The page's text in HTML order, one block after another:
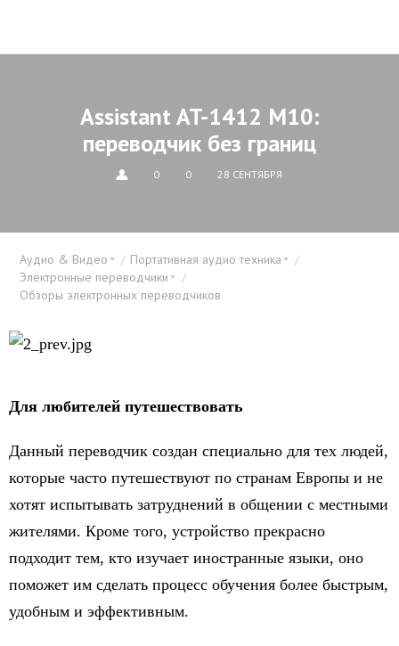
Assistant AT-1412 M10:
переводчик без границ
0 0 28 СЕНТЯБРЯ
Аудио & Видео
Портативная аудио техника
Электронные переводчики
Обзоры электронных переводчиков
Для любителей путешествовать
Данный переводчик создан специально для тех людей,
которые часто путешествуют по странам Европы и не
хотят испытывать затруднений в общении с местными
жителями. Кроме того, устройство прекрасно
подходит тем, кто изучает иностранные языки, оно
поможет им сделать процесс обучения более быстрым,
удобным и эффективным.